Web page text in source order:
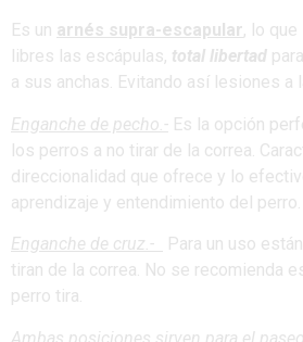
Es un arnés supra-escapular, lo
libres las escápulas, total libertad
a sus anchas. Evitando así lesiones a
Enganche de pecho.- Es la opción
los perros a no tirar de la correa.
direccionalidad que ofrece y lo
aprendizaje y entendimiento del perro.
Enganche de cruz.-
Para un uso
tiran de la correa. No se recomienda
perro tira.
Ambas posiciones sirven para el